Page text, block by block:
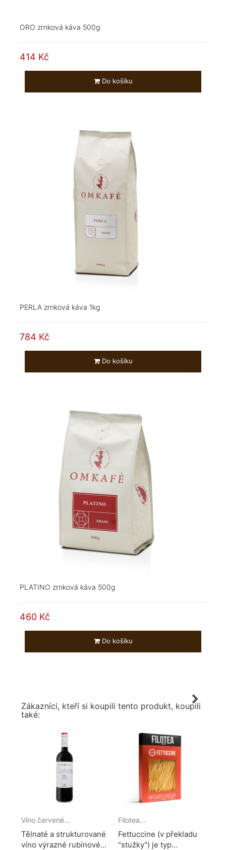
ORO zrnková káva 500g
414 Kč
Do košíku
PERLA zrnková káva 1kg
784 Kč
Do košíku
PLATINO zrnková káva 500g
460 Kč
Do košíku
Zákazníci, kteří si koupili tento produkt, koupili
také:
Víno červené...
Tělnaté a strukturované
víno výrazné rubínové...
Filotea...
Fettuccine (v překladu
"stužky") je typ...